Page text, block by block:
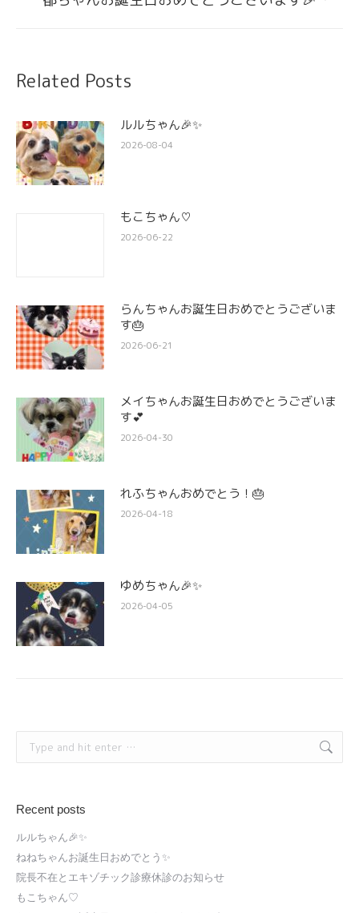
Related Posts
ルルちゃん🎉✨
2026-08-04
もこちゃん♡
2026-06-22
らんちゃんお誕生日おめでとうございま
す🎂
2026-06-21
メイちゃんお誕生日おめでとうございま
す💕
2026-04-30
れふちゃんおめでとう！🎂
2026-04-18
ゆめちゃん🎉✨
2026-04-05
Recent posts
ルルちゃん🎉✨
ねねちゃんお誕生日おめでとう✨
院長不在とエキゾチック診療休診のお知らせ
もこちゃん♡